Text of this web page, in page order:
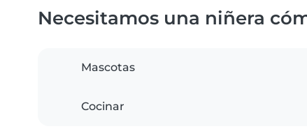
Necesitamos una niñera
Mascotas
Cocinar